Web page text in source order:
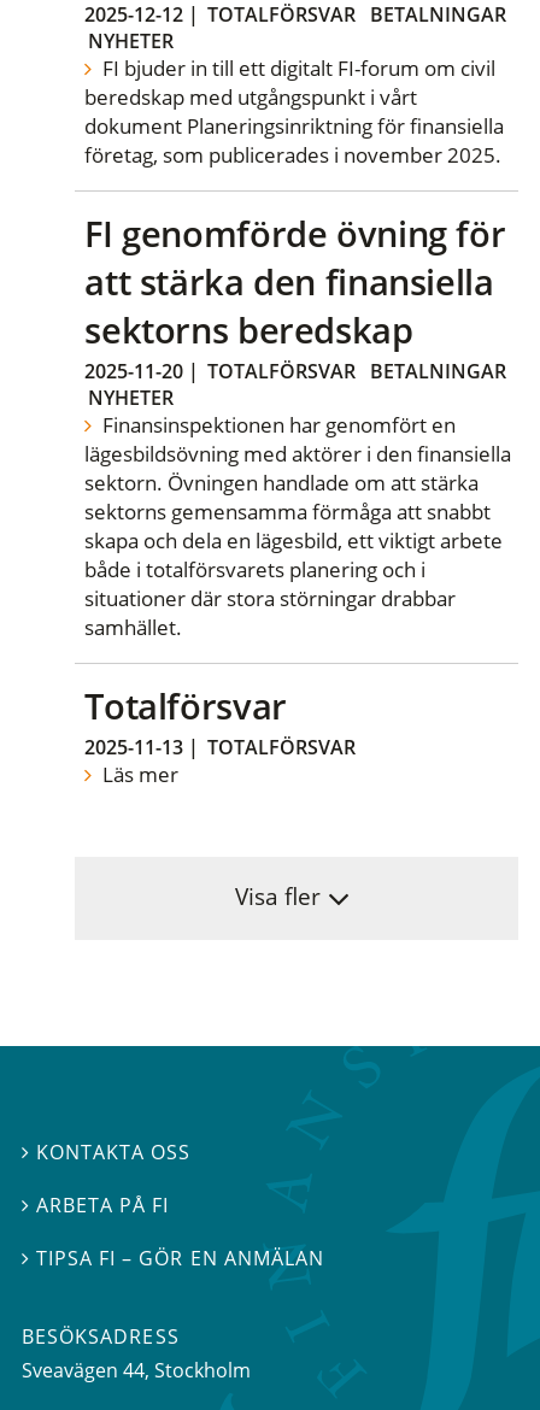
2025-12-12 | TOTALFÖRSVAR BETALNINGAR
NYHETER
FI bjuder in till ett digitalt FI-forum om civil
beredskap med utgångspunkt i vårt
dokument Planeringsinriktning för finansiella
företag, som publicerades i november 2025.
FI genomförde övning för
att stärka den finansiella
sektorns beredskap
2025-11-20 | TOTALFÖRSVAR BETALNINGAR
NYHETER
Finansinspektionen har genomfört en
lägesbildsövning med aktörer i den finansiella
sektorn. Övningen handlade om att stärka
sektorns gemensamma förmåga att snabbt
skapa och dela en lägesbild, ett viktigt arbete
både i totalförsvarets planering och i
situationer där stora störningar drabbar
samhället.
Totalförsvar
2025-11-13 | TOTALFÖRSVAR
Läs mer
Visa fler
 KONTAKTA OSS
 ARBETA PÅ FI
TIPSA FI – GÖR EN ANMÄLAN
BESÖKSADRESS
Sveavägen 44, Stockholm